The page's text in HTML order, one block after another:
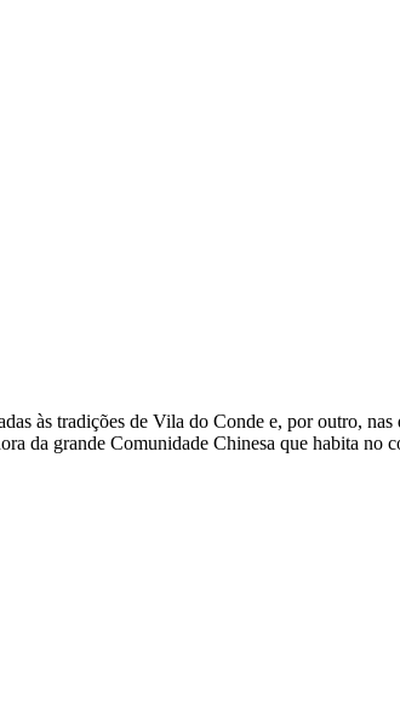
às tradições de Vila do Conde e, por outro,
da grande Comunidade Chinesa que habita no